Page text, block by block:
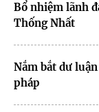
Bổ nhiệm lãnh
Thống Nhất
Nắm bắt dư
pháp